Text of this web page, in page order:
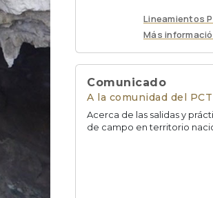
Lineamientos
Más
Comunicado
A la comunidad del PCT
Acerca de las salidas y
de campo en territorio